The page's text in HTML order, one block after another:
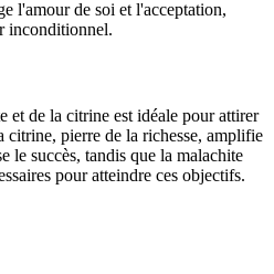
l'amour de soi et l'acceptation,
inconditionnel.
et de la citrine est idéale pour attirer
citrine, pierre de la richesse, amplifie
le succès, tandis que la malachite
pour atteindre ces objectifs.